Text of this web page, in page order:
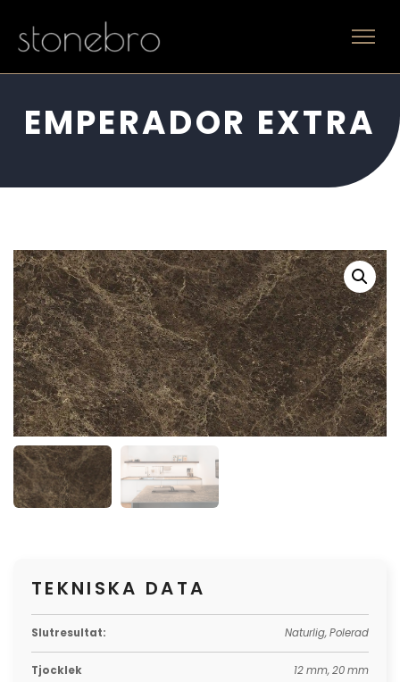
EMPERADOR EXTRA
TEKNISKA DATA
Slutresultat: Naturlig, Polerad
Tjocklek 12 mm, 20 mm